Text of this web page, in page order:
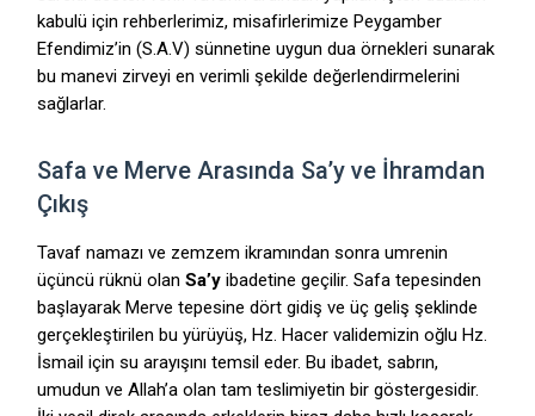
kabulü için rehberlerimiz, misafirlerimize Peygamber
Efendimiz’in (S.A.V) sünnetine uygun dua örnekleri sunarak
bu manevi zirveyi en verimli şekilde değerlendirmelerini
sağlarlar.
Safa ve Merve Arasında Sa’y ve İhramdan
Çıkış
Tavaf namazı ve zemzem ikramından sonra umrenin
üçüncü rüknü olanSa’y ibadetine geçilir. Safa tepesinden
başlayarak Merve tepesine dört gidiş ve üç geliş şeklinde
gerçekleştirilen bu yürüyüş, Hz. Hacer validemizin oğlu Hz.
İsmail için su arayışını temsil eder. Bu ibadet, sabrın,
umudun ve Allah’a olan tam teslimiyetin bir göstergesidir.